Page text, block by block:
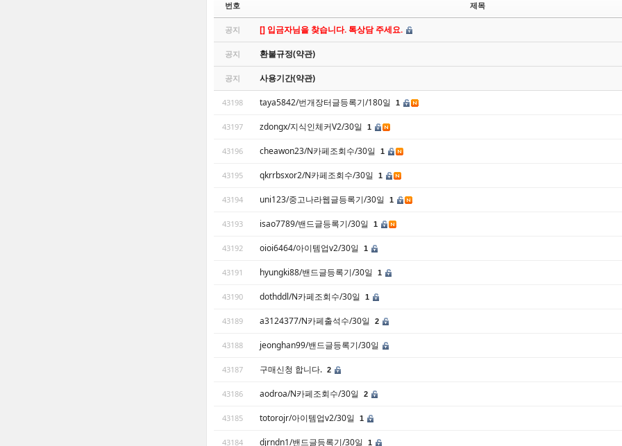
번호 제목
공지 [] 입금자님을 찾습니다. 톡상담 주세요.
공지 환불규정(약관)
공지 사용기간(약관)
43198 taya5842/번개장터글등록기/180일 1
43197 zdongx/지식인체커V2/30일 1
43196 cheawon23/N카페조회수/30일 1
43195 qkrrbsxor2/N카페조회수/30일 1
43194 uni123/중고나라웹글등록기/30일 1
43193 isao7789/밴드글등록기/30일 1
43192 oioi6464/아이템업v2/30일 1
43191 hyungki88/밴드글등록기/30일 1
43190 dothddl/N카페조회수/30일 1
43189 a3124377/N카페출석수/30일 2
43188 jeonghan99/밴드글등록기/30일
43187 구매신청 합니다. 2
43186 aodroa/N카페조회수/30일 2
43185 totorojr/아이템업v2/30일 1
43184 djrndn1/밴드글등록기/30일 1